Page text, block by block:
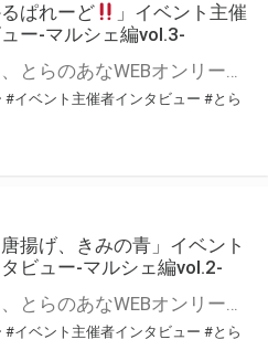
るぱれーど
」イベント主催
ー-マルシェ編vol.3-
こんにちは、とらのあなWEBオンリー運営スタッフです。 新たにお届けする、イベント主催者インタビュー-マルシェ編-は、 とらのあなWEBオンリー「マルシェ」をご利用した主催様に 「マルシェ」を使って開催した感想や心がけをお聞きする企画です。 今回は、WEBオンリー初開催「つるみかるぱれーど
#イベント主催者インタビュー #とら
唐揚げ、きみの青」イベント
ビュー-マルシェ編vol.2-
こんにちは、とらのあなWEBオンリー運営スタッフです。 新たにお届けする、イベント主催者インタビュー-マルシェ編-は、 とらのあなWEBオンリー「マルシェ」をご利用の主催様に 「マルシェ」を使ってイベントを開催した感想や心がけをお聞きする企画です。 今回は、WEBオンリー初開催「駄菓子と唐揚げ、きみの青」より、 主催のぎこ六屋様にお話を伺いました。 協力：ぎこ六屋様／イベント公式Twitter（@krkgwks） とらのあなWEBオンリー「マルシェ」とは？ WEBオンリーでリアルタイムでコミュニケーションがとれるオンライン会場です。
#イベント主催者インタビュー #とら